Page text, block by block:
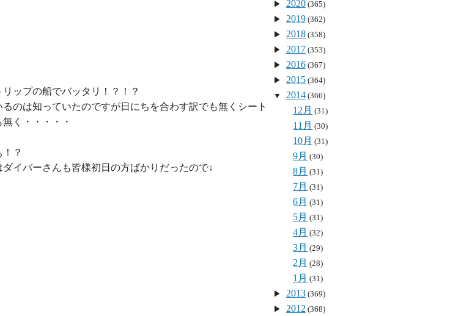
ップの船でバッタリ！？！？
のは知っていたのですが日にちを合わす訳でも無くシート
く・・・・・
？
2020(365)
2019(362)
2018(358)
2017(353)
2016(367)
2015(364)
2014(366)
12月 (31)
11月 (30)
10月 (31)
9月 (30)
8月 (31)
7月 (31)
6月 (31)
5月 (31)
4月 (32)
3月 (29)
2月 (28)
1月 (31)
2013(369)
2012(368)